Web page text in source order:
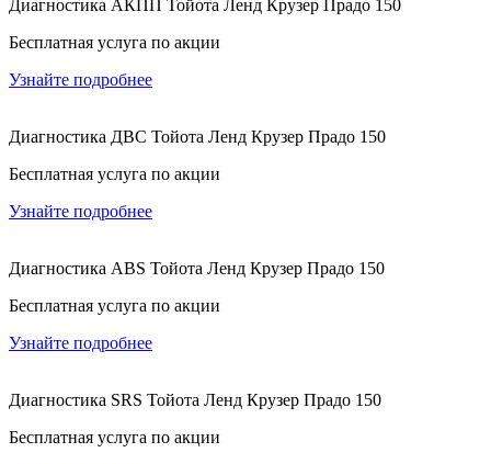
Диагностика АКПП Тойота Ленд Крузер Прадо 150
Бесплатная услуга по акции
Узнайте подробнее
Диагностика ДВС Тойота Ленд Крузер Прадо 150
Бесплатная услуга по акции
Узнайте подробнее
Диагностика ABS Тойота Ленд Крузер Прадо 150
Бесплатная услуга по акции
Узнайте подробнее
Диагностика SRS Тойота Ленд Крузер Прадо 150
Бесплатная услуга по акции